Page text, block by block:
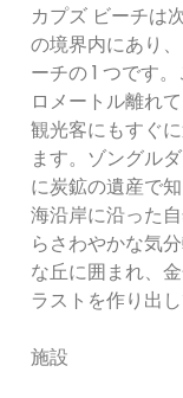
カプズ ビーチは
の境界内にあり
ーチの 1 つです
ロメートル離れ
観光客にもすぐ
ます。ゾングル
に炭鉱の遺産で
海沿岸に沿った
らさわやかな気
な丘に囲まれ、
ラストを作り出し
施設